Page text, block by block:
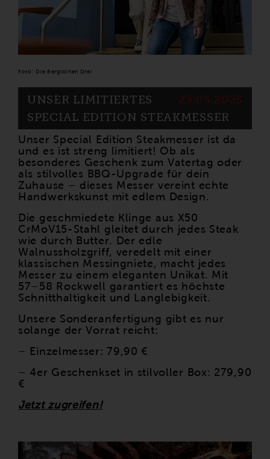
Foto: Die Bergischen Drei
23.05.2025
UNSER LIMITIERTES
SPECIAL EDITION STEAKMESSER
Unser Special Edition Steakmesser ist da
und es ist streng limitiert! Ob als
besonderes Geschenk zum Vatertag oder
als stilvolles BBQ-Upgrade für dein
Zuhause – dieses Messer vereint echte
Handwerkskunst mit edlem Design.
Die geschmiedete Klinge aus X50
CrMoV15-Stahl gleitet durch jedes Steak
wie durch Butter. Der edle
Walnussholzgriff, veredelt mit einer
klassischen Messingniete, macht jedes
Messer zu einem eleganten Unikat. Mit
57–58 Rockwell garantiert es höchste
Schnitthaltigkeit und Langlebigkeit.
Unsere Sonderanfertigung gibt es nur
solange der Vorrat reicht:
– Einzelmesser: 79,90 €
– 4er Geschenkset in stilvoller Box: 279,90
€
Jetzt zugreifen!